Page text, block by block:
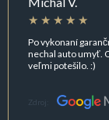
Po vykonaní
nechal auto umyť.
veľmi potešilo. :)
Zdroj: